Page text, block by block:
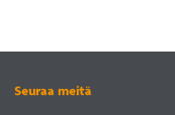
Seuraa meitä